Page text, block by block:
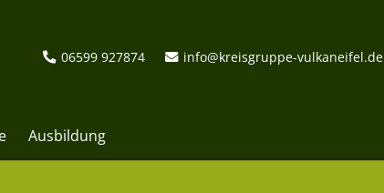
06599 927874 info@kreisgruppe-vulkaneifel.de
Ausbildung